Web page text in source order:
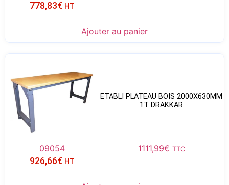
778,83€ HT
Ajouter au panier
ETABLI PLATEAU BOIS 2000X630MM
1T DRAKKAR
09054 1111,99€ TTC
926,66€ HT